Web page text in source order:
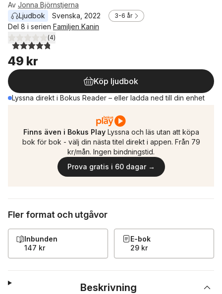
Av Jonna Björnstjerna
Ljudbok
Svenska 2022 3-6 år
Del 8 i serien Familjen Kanin
4,8utav 5 stjärnor. Totalt antal röster:
(4)
49 kr
Köp ljudbok
Lyssna direkt i Bokus Reader – eller ladda ned till din enhet
Finns även i Bokus Play Lyssna och läs utan att köpa
bok för bok - välj din nästa titel direkt i appen. Från 79
kr/mån. Ingen bindningstid.
Prova gratis i 60 dagar →
Fler format och utgåvor
Inbunden
147 kr
E-bok
29 kr
Beskrivning